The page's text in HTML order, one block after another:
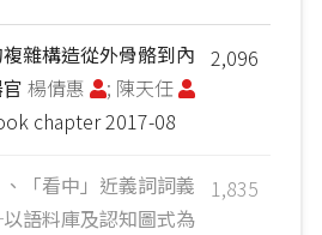
2,096
雜構造從外骨骼到內
楊倩惠 ; 陳天任
chapter2017-08
1,835
、「看中」近義詞詞義
語料庫及認知圖式為